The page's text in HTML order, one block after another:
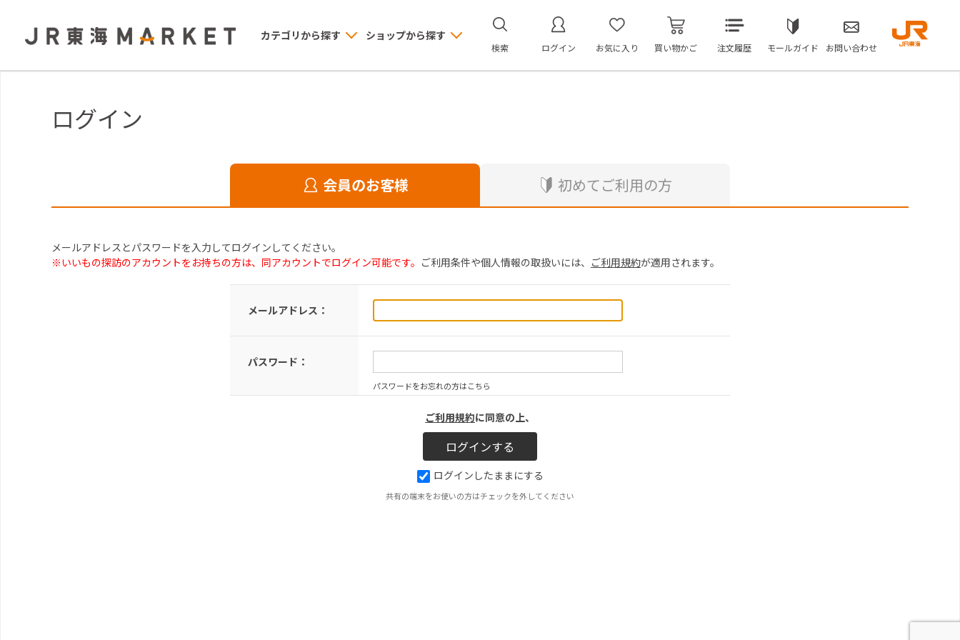
カテゴリから探す ショップから探す
検索 ログイン お気に入り 買い物かご 注文履歴 モールガイド お問い合わせ
ログイン
会員のお客様 初めてご利用の方
メールアドレスとパスワードを入力してログインしてください。
※いいもの探訪のアカウントをお持ちの方は、同アカウントでログイン可能です。 ご利用条件や個人情報の取扱いには、 ご利用規約が適用されます。
メールアドレス：
パスワード：
パスワードをお忘れの方はこちら
ご利用規約に同意の上、
ログインしたままにする
共有の端末をお使いの方はチェックを外してください